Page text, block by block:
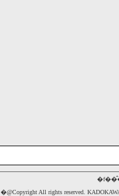
�@Copyright All rights reserved.